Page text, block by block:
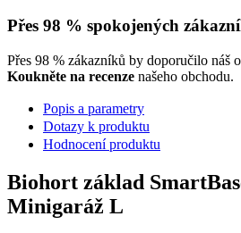
Přes 98 % spokojených
Přes 98 % zákazníků by doporučilo náš
Koukněte na recenze našeho obchodu.
Popis a parametry
Dotazy k produktu
Hodnocení produktu
Biohort základ
Minigaráž L